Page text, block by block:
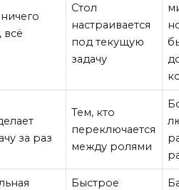
всё
Стол
настраивается
под текущую
задачу
за раз
Тем, кто
переключается
между ролями
Быстрое